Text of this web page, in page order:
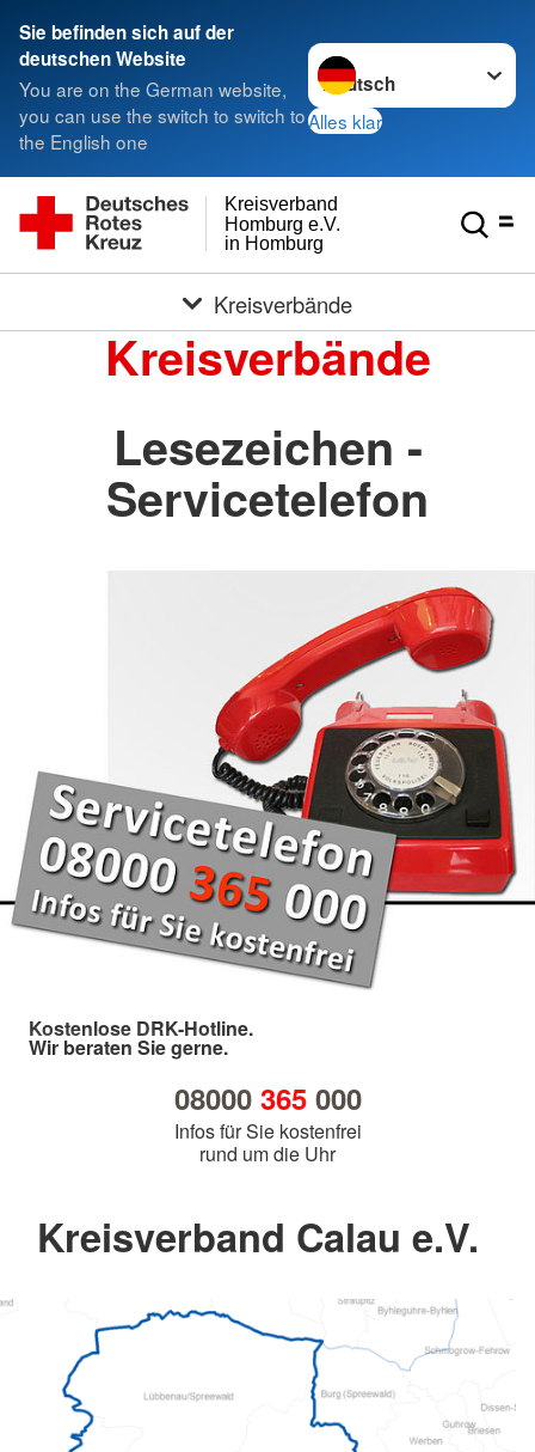
Sie befinden sich auf der
deutschen Website
You are on the German website,
you can use the switch to switch to
the English one
Sprache wechseln zu
Alles klar
in Homburg
Homburg e.V.
Kreisverband
Kreisverbände
Kreisverbände
Lesezeichen -
Servicetelefon
Kostenlose DRK-Hotline.
Wir beraten Sie gerne.
08000 365000
Infos für Sie kostenfrei
rund um die Uhr
Kreisverband Calau e.V.